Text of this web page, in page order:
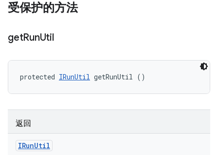
受保护的方法
getRunUtil
protected IRunUtil getRunUtil ()
返回
IRunUtil